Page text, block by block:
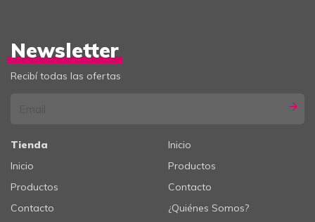
Newsletter
Recibí todas las ofertas
Tienda
Inicio
Productos
Contacto
Inicio
Productos
Contacto
¿Quiénes Somos?